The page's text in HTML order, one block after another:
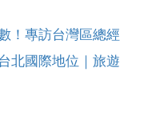
！專訪台灣區總經
北國際地位｜旅遊